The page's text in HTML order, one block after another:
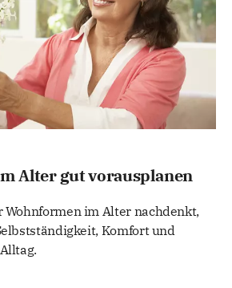
Alter gut vorausplanen
Wohnformen im Alter nachdenkt,
Komfort und